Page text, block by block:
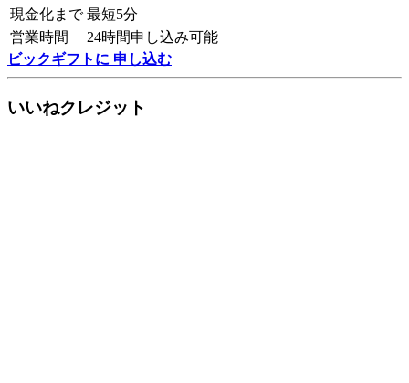
現金化まで 最短5分
営業時間
24時間申し込み可能
ビックギフトに 申し込む
いいねクレジット